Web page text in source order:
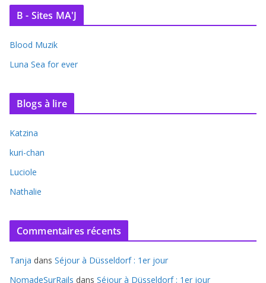
B - Sites MA'J
Blood Muzik
Luna Sea for ever
Blogs à lire
Katzina
kuri-chan
Luciole
Nathalie
Commentaires récents
Tanja dans Séjour à Düsseldorf : 1er jour
NomadeSurRails dans Séjour à Düsseldorf : 1er jour